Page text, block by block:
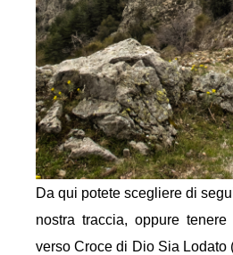
Da qui potete scegliere di
nostra traccia, oppure
verso Croce di Dio Sia Lodato